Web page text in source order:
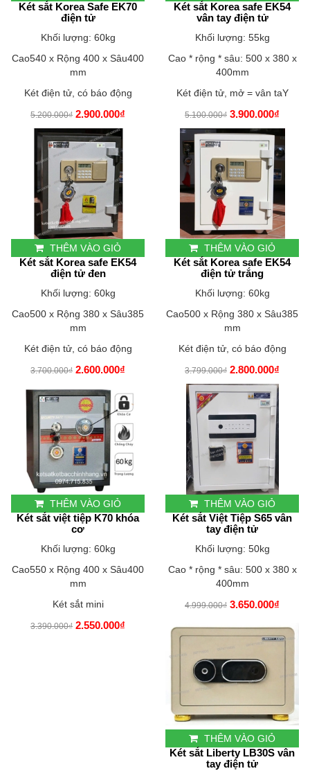
Két sắt Korea Safe EK70
điện tử
Khối lượng: 60kg
Cao540 x Rộng 400 x Sâu400
mm
Két điện tử, có báo động
5.200.000₫ 2.900.000₫
Két sắt Korea safe EK54
vân tay điện tử
Khối lượng: 55kg
Cao * rộng * sâu: 500 x 380 x
400mm
Két điện tử, mở = vân taY
5.100.000₫ 3.900.000₫
THÊM VÀO GIỎ
Két sắt Korea safe EK54
điện tử đen
Khối lượng: 60kg
Cao500 x Rộng 380 x Sâu385
mm
Két điện tử, có báo động
3.700.000₫ 2.600.000₫
THÊM VÀO GIỎ
Két sắt Korea safe EK54
điện tử trắng
Khối lượng: 60kg
Cao500 x Rộng 380 x Sâu385
mm
Két điện tử, có báo động
3.799.000₫ 2.800.000₫
THÊM VÀO GIỎ
Két sắt việt tiệp K70 khóa
cơ
Khối lượng: 60kg
Cao550 x Rộng 400 x Sâu400
mm
Két sắt mini
3.390.000₫ 2.550.000₫
THÊM VÀO GIỎ
Két sắt Việt Tiệp S65 vân
tay điện tử
Khối lượng: 50kg
Cao * rộng * sâu: 500 x 380 x
400mm
4.999.000₫ 3.650.000₫
THÊM VÀO GIỎ
Két sắt Liberty LB30S vân
tay điện tử